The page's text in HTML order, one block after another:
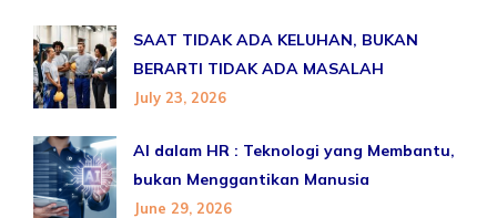
SAAT TIDAK ADA KELUHAN, BUKAN
BERARTI TIDAK ADA MASALAH
July 23, 2026
AI dalam HR : Teknologi yang Membantu,
bukan Menggantikan Manusia
June 29, 2026